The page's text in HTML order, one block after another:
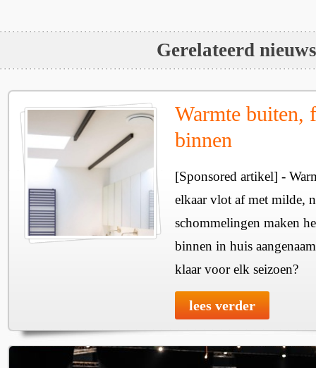
Gerelateerd nieuws
Warmte buiten,
binnen
[Sponsored artikel] -
elkaar vlot af met milde,
schommelingen maken
binnen in huis
klaar voor elk seizoen?
lees verder